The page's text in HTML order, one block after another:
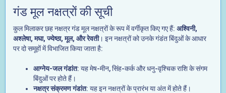
गंड मूल नक्षत्रों की सूची
कुल मिलाकर छह नक्षत्र गंड मूल नक्षत्रों के रूप में वर्गीकृत किए गए हैं: अश्विनी,
अश्लेषा, मघा, ज्येष्ठा, मूल, और रेवती। इन नक्षत्रों को उनके गंडंत बिंदुओं के आधार
पर दो समूहों में विभाजित किया जाता है:
आग्नेय-जल गंडांत: यह मेष-मीन, सिंह-कर्क और धनु-वृश्चिक राशि के संगम
बिंदुओं पर होते हैं।
नक्षत्र संक्रमण गंडांत: यह इन नक्षत्रों के प्रारंभ या अंत में होते हैं।